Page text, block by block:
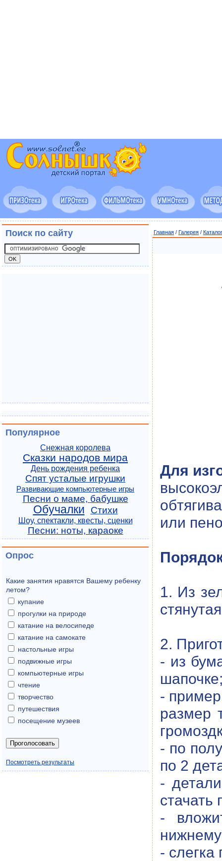
Главная / Галерея /
Для
или
1. Из
2.
- из
-
размер
- по
по 2
-
-
- слегка
Поиск по сайту
Популярное
Снежная королева
Сказки народов мира
День рождения ребенка
Спят усталые игрушки
Развивающие компьютерные игры
Песни о маме, бабушке
Обучалки Стихи
Шоу, спектакли, квесты, сценки
Песни: ноты, караоке
Опрос
Какие занятия нравятся Вашему ребенку
летом?
купание
прогулки на природе
катание на велосипеде
катание на самокате
настольные игры
подвижные игры
компьютерные игры
чтение
творчество
путешествия
посещение музеев
Посмотреть результаты